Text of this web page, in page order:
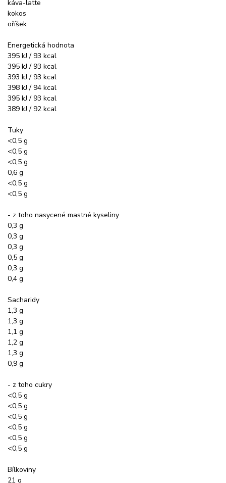
káva-latte
kokos
oříšek
Energetická hodnota
395 kJ / 93 kcal
395 kJ / 93 kcal
393 kJ / 93 kcal
398 kJ / 94 kcal
395 kJ / 93 kcal
389 kJ / 92 kcal
Tuky
<0,5 g
<0,5 g
<0,5 g
0,6 g
<0,5 g
<0,5 g
- z toho nasycené mastné kyseliny
0,3 g
0,3 g
0,3 g
0,5 g
0,3 g
0,4 g
Sacharidy
1,3 g
1,3 g
1,1 g
1,2 g
1,3 g
0,9 g
- z toho cukry
<0,5 g
<0,5 g
<0,5 g
<0,5 g
<0,5 g
<0,5 g
Bílkoviny
21 g